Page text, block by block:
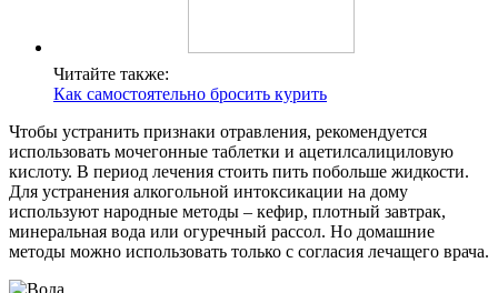
Читайте также:
Как самостоятельно бросить курить
Чтобы устранить признаки отравления, рекомендуется
использовать мочегонные таблетки и ацетилсалициловую
кислоту. В период лечения стоить пить побольше жидкости.
Для устранения алкогольной интоксикации на дому
используют народные методы – кефир, плотный завтрак,
минеральная вода или огуречный рассол. Но домашние
методы можно использовать только с согласия лечащего врача.